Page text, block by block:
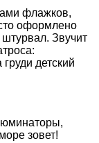
флажков,
оформлено
Звучит
детский
зовет!